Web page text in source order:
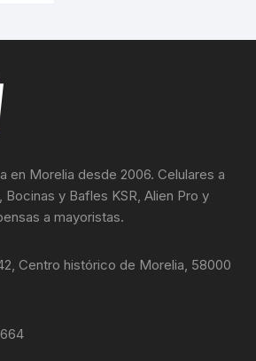
en Morelia desde 2006. Celulares a
y Bafles KSR, Alien Pro y
a mayoristas.
Centro histórico de Morelia, 58000